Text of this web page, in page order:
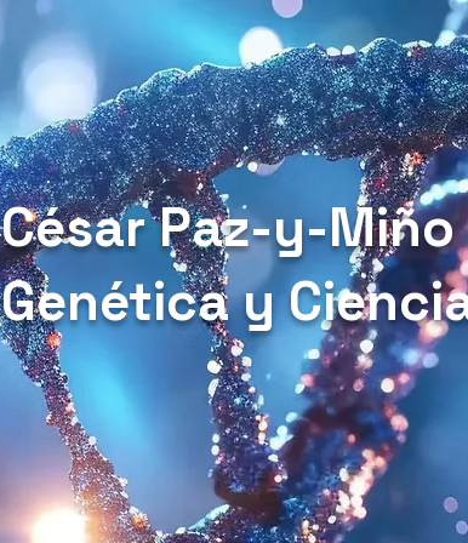
César Paz-y-Miño
Genética y